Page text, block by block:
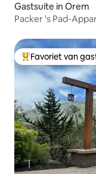
Gastsuite in Orem
Packer 's Pad-
Topfavoriet van
Favoriet van